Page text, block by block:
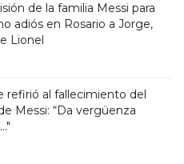
de la familia Messi para
adiós en Rosario a Jorge,
Lionel
refirió al fallecimiento del
Messi: “Da vergüenza